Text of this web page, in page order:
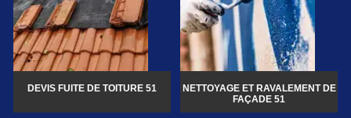
DEVIS FUITE DE TOITURE 51
NETTOYAGE ET RAVALEMENT DE
FAÇADE 51